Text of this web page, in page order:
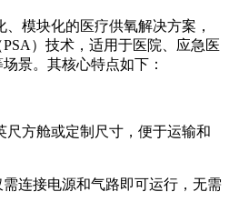
、模块化的医疗供氧解决方案，
）技术，适用于医院、应急医
景。其核心特点如下：
尺方舱或定制尺寸，便于运输和
连接电源和气路即可运行，无需